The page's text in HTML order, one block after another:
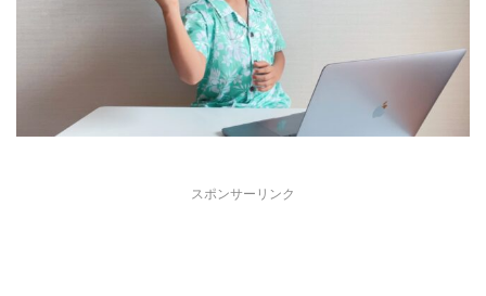
スポンサーリンク